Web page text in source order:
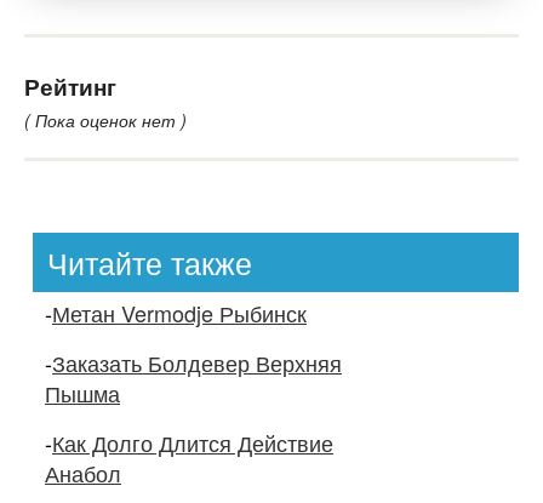
Рейтинг
( Пока оценок нет )
Читайте также
-Метан Vermodje Рыбинск
-Заказать Болдевер Верхняя
Пышма
-Как Долго Длится Действие
Анабол